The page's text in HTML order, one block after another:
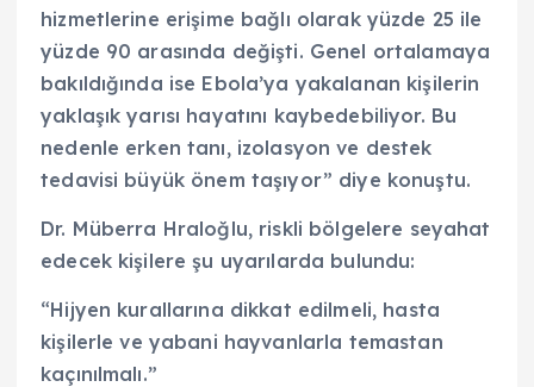
hizmetlerine erişime bağlı olarak yüzde 25 ile
yüzde 90 arasında değişti. Genel ortalamaya
bakıldığında ise Ebola’ya yakalanan kişilerin
yaklaşık yarısı hayatını kaybedebiliyor. Bu
nedenle erken tanı, izolasyon ve destek
tedavisi büyük önem taşıyor” diye konuştu.
Dr. Müberra Hraloğlu, riskli bölgelere seyahat
edecek kişilere şu uyarılarda bulundu:
“Hijyen kurallarına dikkat edilmeli, hasta
kişilerle ve yabani hayvanlarla temastan
kaçınılmalı.”